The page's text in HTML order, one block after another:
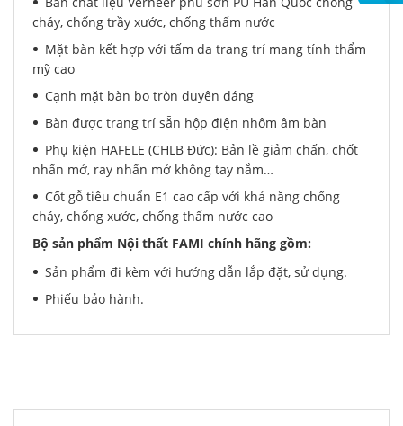
cháy, chống trầy xước, chống thấm nước
Mặt bàn kết hợp với tấm da trang trí mang tính thẩm
mỹ cao
Cạnh mặt bàn bo tròn duyên dáng
Bàn được trang trí sẵn hộp điện nhôm âm bàn
Phụ kiện HAFELE (CHLB Đức): Bản lề giảm chấn, chốt
nhấn mở, ray nhấn mở không tay nắm…
Cốt gỗ tiêu chuẩn E1 cao cấp với khả năng chống
cháy, chống xước, chống thấm nước cao
Bộ sản phẩm Nội thất FAMI chính hãng gồm:
Sản phẩm đi kèm với hướng dẫn lắp đặt, sử dụng.
Phiếu bảo hành.